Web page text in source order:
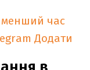
менший час
Додати